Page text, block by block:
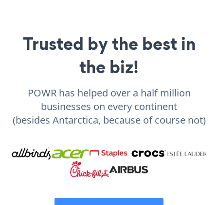
Trusted by the best in
the biz!
POWR has helped over a half million
businesses on every continent
(besides Antarctica, because of course not)